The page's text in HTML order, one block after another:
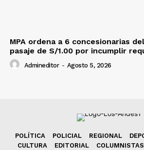
MPA ordena a 6 concesionarias
pasaje de S/1.00 por incumplir
Admineditor - Agosto 5, 2026
POLÍTICA POLICIAL REGIONAL
CULTURA
EDITORIAL COLUMNISTAS